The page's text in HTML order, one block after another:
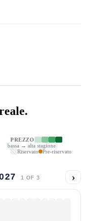
PREZZO
bassa → alta stagione
Riservato
Pre-riservato
1 OF 3 ›